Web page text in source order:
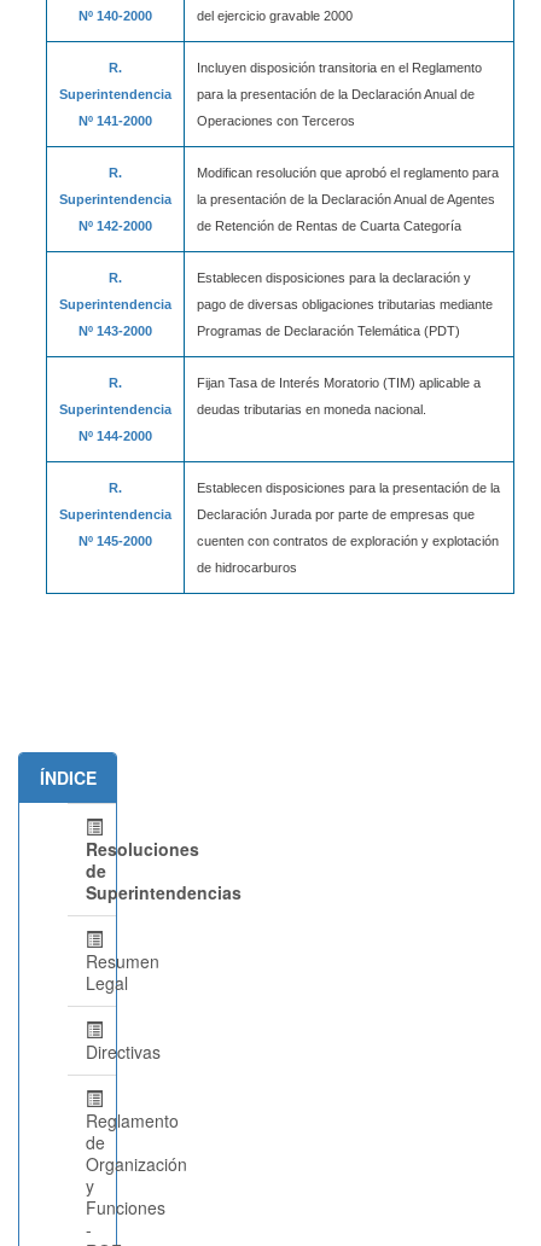
Nº 140-2000 del ejercicio gravable 2000
R.
Superintendencia
Nº 141-2000
Incluyen disposición transitoria en el Reglamento
para la presentación de la Declaración Anual de
Operaciones con Terceros
R.
Superintendencia
Nº 142-2000
Modifican resolución que aprobó el reglamento para
la presentación de la Declaración Anual de Agentes
de Retención de Rentas de Cuarta Categoría
R.
Superintendencia
Nº 143-2000
Establecen disposiciones para la declaración y
pago de diversas obligaciones tributarias mediante
Programas de Declaración Telemática (PDT)
R.
Superintendencia
Nº 144-2000
Fijan Tasa de Interés Moratorio (TIM) aplicable a
deudas tributarias en moneda nacional.
R.
Superintendencia
Nº 145-2000
Establecen disposiciones para la presentación de la
Declaración Jurada por parte de empresas que
cuenten con contratos de exploración y explotación
de hidrocarburos
ÍNDICE
Resoluciones
de
Superintendencias
Resumen
Legal
Directivas
Reglamento
de
Organización
y
Funciones
-